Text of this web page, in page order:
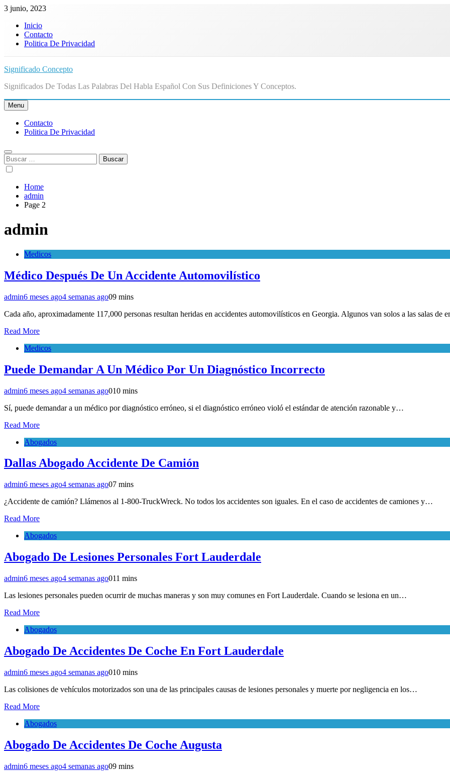
Skip
content
3 junio, 2023
Inicio
Contacto
Politica De Privacidad
Significado Concepto
Significados De Todas Las Palabras Del Habla Español Con Sus Definiciones Y Conceptos.
Menu
Contacto
Politica De Privacidad
Buscar:
Home
admin
Page 2
admin
Medicos
Médico Después De Un Accidente Automovilístico
admin6 meses ago4 semanas ago09 mins
Cada año, aproximadamente 117,000 personas resultan heridas en accidentes automovilísticos en Georgia. Algunos van solos a las salas de
Read More
Medicos
Puede Demandar A Un Médico Por Un Diagnóstico Incorrecto
admin6 meses ago4 semanas ago010 mins
Sí, puede demandar a un médico por diagnóstico erróneo, si el diagnóstico erróneo violó el estándar de atención razonable y…
Read More
Abogados
Dallas Abogado Accidente De Camión
admin6 meses ago4 semanas ago07 mins
¿Accidente de camión? Llámenos al 1-800-TruckWreck. No todos los accidentes son iguales. En el caso de accidentes de camiones y…
Read More
Abogados
Abogado De Lesiones Personales Fort Lauderdale
admin6 meses ago4 semanas ago011 mins
Las lesiones personales pueden ocurrir de muchas maneras y son muy comunes en Fort Lauderdale. Cuando se lesiona en un…
Read More
Abogados
Abogado De Accidentes De Coche En Fort Lauderdale
admin6 meses ago4 semanas ago010 mins
Las colisiones de vehículos motorizados son una de las principales causas de lesiones personales y muerte por negligencia en los…
Read More
Abogados
Abogado De Accidentes De Coche Augusta
admin6 meses ago4 semanas ago09 mins